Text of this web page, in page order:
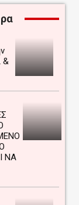
&
ΝΑ